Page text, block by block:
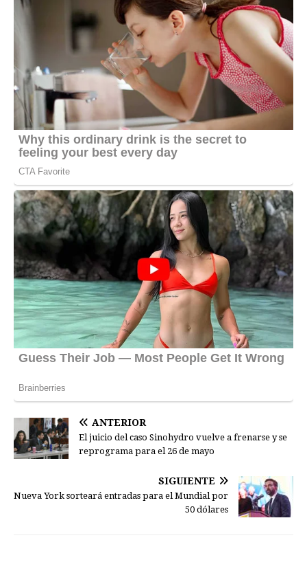
ANTERIOR
El juicio del caso Sinohydro vuelve a frenarse y se
reprograma para el 26 de mayo
SIGUIENTE
Nueva York sorteará entradas para el Mundial por
50 dólares